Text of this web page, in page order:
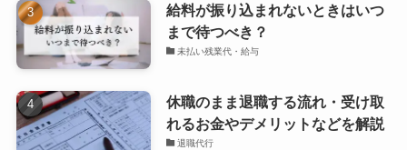
給料が振り込まれないときはいつ
まで待つべき？
未払い残業代・給与
休職のまま退職する流れ・受け取
れるお金やデメリットなどを解説
退職代行